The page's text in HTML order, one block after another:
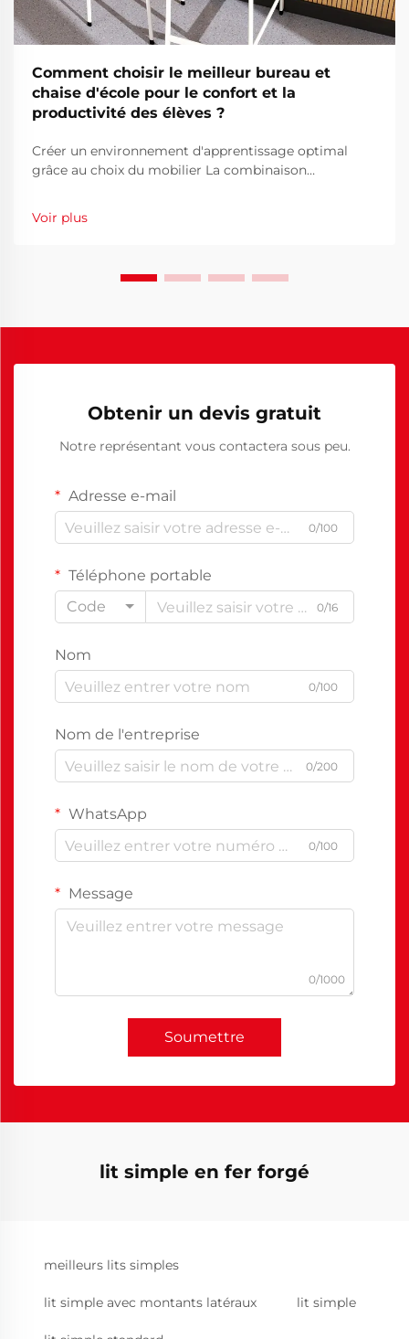
Comment choisir le meilleur bureau et
chaise d'école pour le confort et la
productivité des élèves ?
Créer un environnement d'apprentissage optimal
grâce au choix du mobilier La combinaison
constitue la base de l'environnement d'apprentissage
d'un élève. Lorsque les élèves passent plusieurs
Voir plus
Obtenir un devis gratuit
Notre représentant vous contactera sous peu.
Adresse e-mail
0/100
Téléphone portable
Code
0/16
Nom
0/100
Nom de l'entreprise
0/200
WhatsApp
0/100
Message
0/1000
Soumettre
lit simple en fer forgé
meilleurs lits simples
lit simple avec montants latéraux lit simple